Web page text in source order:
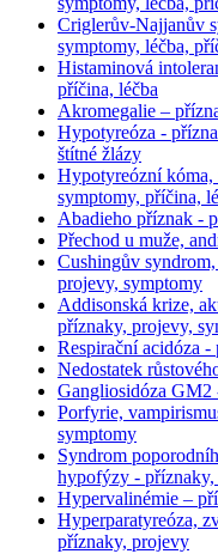
Criglerův-Najjanův
symptomy, léčba,
Histaminová
příčina, léčba
Akromegalie –
Hypotyreóza -
štítné žlázy
Hypotyreózní kóma,
symptomy, příčina,
Abadieho příznak -
Přechod u muže,
Cushingův
projevy, symptomy
Addisonská krize,
příznaky, projevy,
Respirační acidóza
Nedostatek
Gangliosidóza GM2
Porfyrie,
symptomy
Syndrom
hypofýzy -
Hypervalinémie –
Hyperparatyreóza,
příznaky, projevy